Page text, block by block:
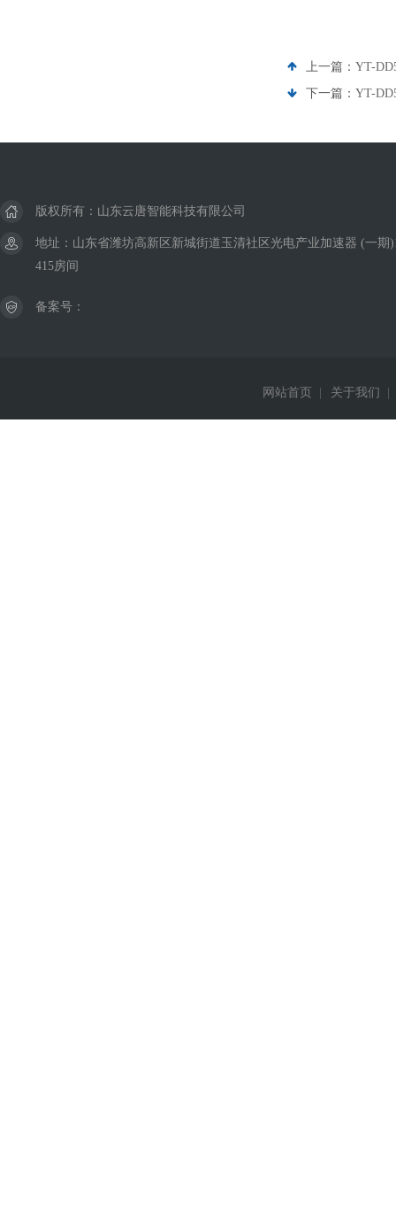
上一篇： YT-
下一篇： YT-
版权所有：山东云唐智能科技有限公司
地址：山东省潍坊高新区新城街道玉清社区光电产业加速器 (一期
415房间
备案号：
网站首页 关于我们